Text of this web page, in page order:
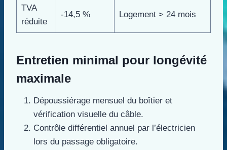
TVA
réduite
-14,5 % Logement > 24 mois
Entretien minimal pour longévité
maximale
Dépoussiérage mensuel du boîtier et
vérification visuelle du câble.
Contrôle différentiel annuel par l’électricien
lors du passage obligatoire.